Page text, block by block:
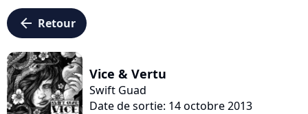
arrow_left Retour
Vice & Vertu
Swift Guad
Date de sortie: 14 octobre 2013